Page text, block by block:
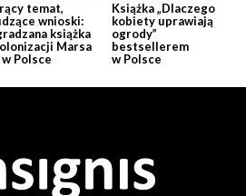
temat,
wnioski:
książka
Marsa
Polsce
Książka „Dlaczego
kobiety uprawiają
ogrody”
bestsellerem
w Polsce